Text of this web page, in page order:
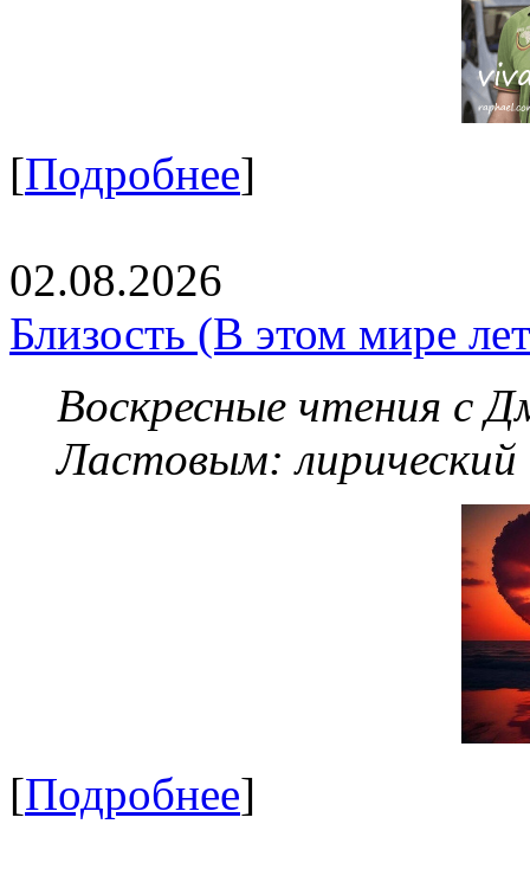
[Подробнее]
02.08.2026
Близость (В этом мире
Воскресные чтения с
Ластовым:
[Подробнее]